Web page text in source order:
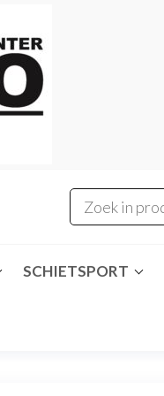
SCHIETSPORT